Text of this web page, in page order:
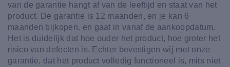
van de garantie hangt af van de leeftijd en staat van het
product. De garantie is 12 maanden, en je kan 6
maanden bijkopen. en gaat in vanaf de aankoopdatum.
Het is duidelijk dat hoe ouder het product, hoe groter het
risico van defecten is. Echter bevestigen wij met onze
garantie, dat het product volledig functioneel is, mits niet